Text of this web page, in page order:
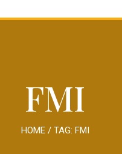
FMI
HOME/ TAG: FMI